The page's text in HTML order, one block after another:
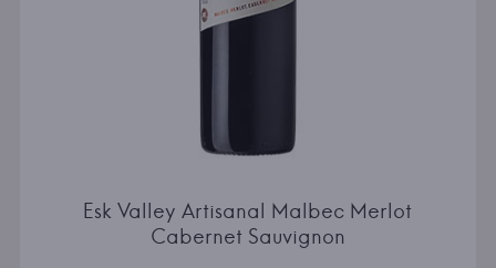
Esk Valley Artisanal Malbec Merlot
Cabernet Sauvignon